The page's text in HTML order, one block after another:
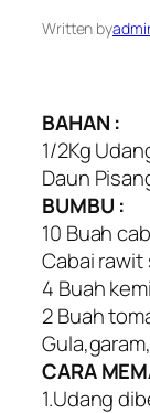
Written by
BAHAN :
1/2Kg
Daun
BUMBU :
10 Buah
Cabai
4 Buah
2 Buah
CARA
1.Udang